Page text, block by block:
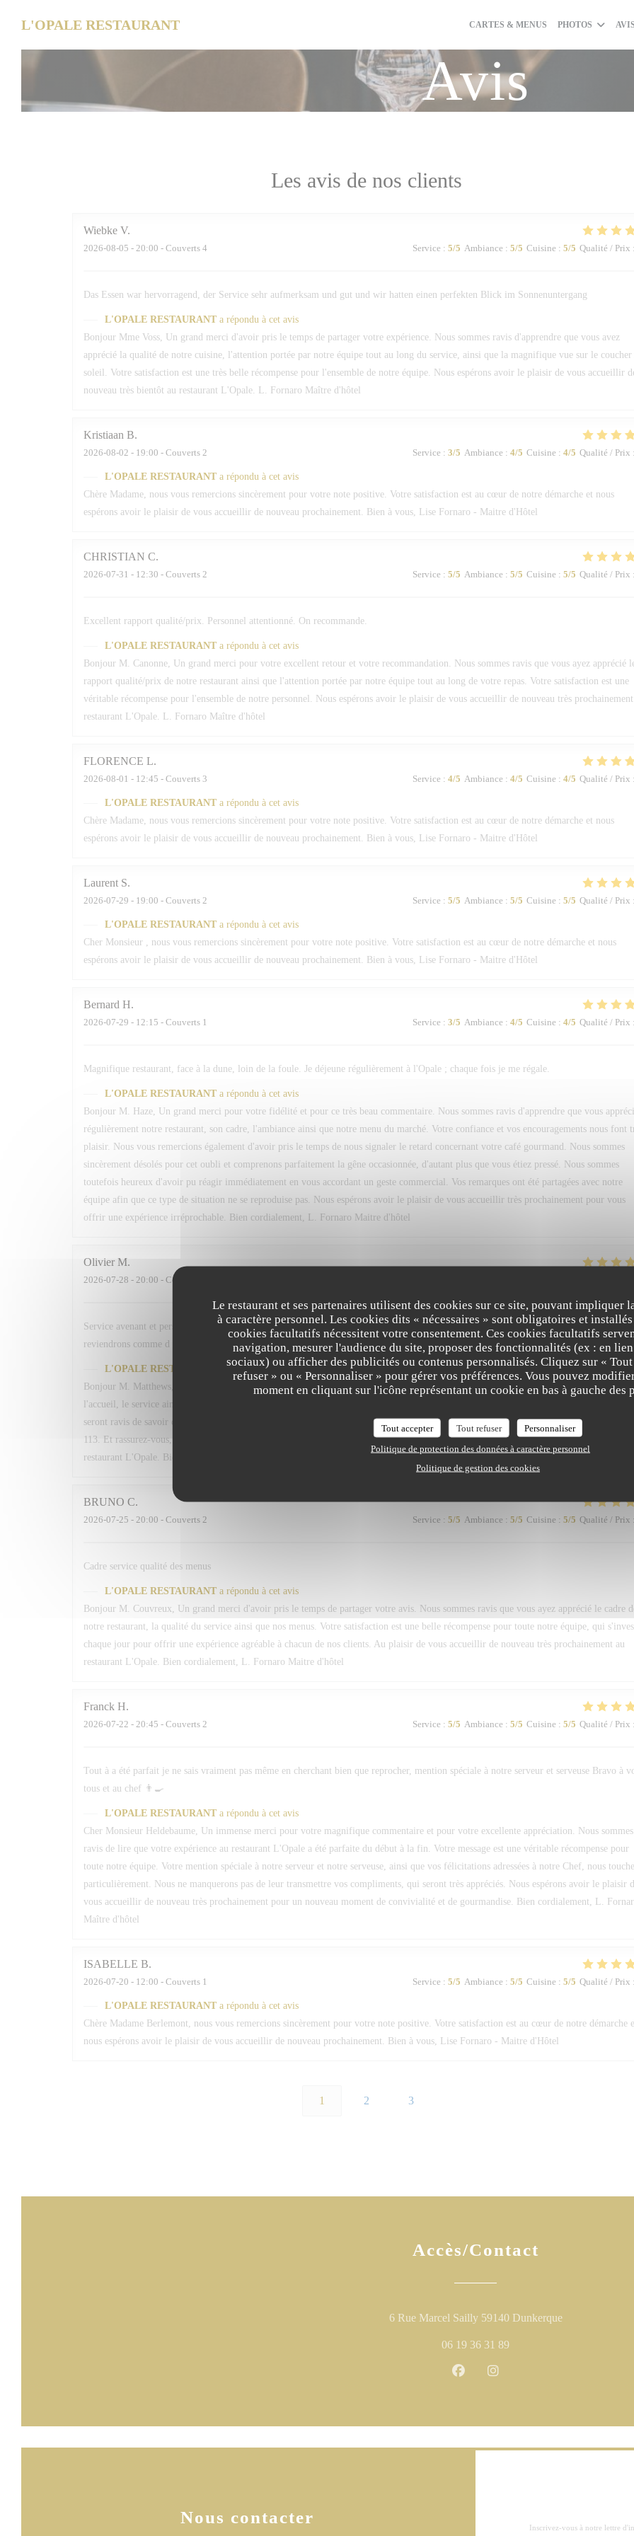
Le restaurant et ses partenaires utilisent des cookies sur ce site, pouvant impliquer
à caractère personnel. Les cookies dits « nécessaires » sont obligatoires et
cookies facultatifs nécessitent votre consentement. Ces cookies facultatifs
navigation, mesurer l'audience du site, proposer des fonctionnalités (ex : en
sociaux) ou afficher des publicités ou contenus personnalisés. Cliquez sur «
refuser » ou « Personnaliser » pour gérer vos préférences. Vous pouvez
moment en cliquant sur l'icône représentant un cookie en bas à gauche des
Tout accepter Tout refuser
Personnaliser
Politique de protection des données à caractère personnel
Politique de gestion des cookies
L'OPALE RESTAURANT CARTES & MENUS PHOTOS AVIS
Avis
Les avis de nos clients
Wiebke V
2026-08-05 - 20:00 - Couverts 4 Service : 5/5 Ambiance : 5/5 Cuisine : 5/5 Qualité / Prix :
Das Essen war hervorragend, der Service sehr aufmerksam und gut und wir hatten einen perfekten Blick im Sonnenuntergang
L'OPALE RESTAURANT a répondu à cet avis
Bonjour Mme Voss, Un grand merci d'avoir pris le temps de partager votre expérience. Nous sommes ravis d'apprendre que vous avez
apprécié la qualité de notre cuisine, l'attention portée par notre équipe tout au long du service, ainsi que la magnifique vue sur le coucher
soleil. Votre satisfaction est une très belle récompense pour l'ensemble de notre équipe. Nous espérons avoir le plaisir de vous accueillir
nouveau très bientôt au restaurant L'Opale. L. Fornaro Maître d'hôtel
Kristiaan B
2026-08-02 - 19:00 - Couverts 2 Service : 3/5 Ambiance : 4/5 Cuisine : 4/5 Qualité / Prix :
L'OPALE RESTAURANT a répondu à cet avis
Chère Madame, nous vous remercions sincèrement pour votre note positive. Votre satisfaction est au cœur de notre démarche et nous
espérons avoir le plaisir de vous accueillir de nouveau prochainement. Bien à vous, Lise Fornaro - Maitre d'Hôtel
CHRISTIAN C
2026-07-31 - 12:30 - Couverts 2 Service : 5/5 Ambiance : 5/5 Cuisine : 5/5 Qualité / Prix :
Excellent rapport qualité/prix. Personnel attentionné. On recommande.
L'OPALE RESTAURANT a répondu à cet avis
Bonjour M. Canonne, Un grand merci pour votre excellent retour et votre recommandation. Nous sommes ravis que vous ayez apprécié
rapport qualité/prix de notre restaurant ainsi que l'attention portée par notre équipe tout au long de votre repas. Votre satisfaction est une
véritable récompense pour l'ensemble de notre personnel. Nous espérons avoir le plaisir de vous accueillir de nouveau très prochainement
restaurant L'Opale. L. Fornaro Maître d'hôtel
FLORENCE L
2026-08-01 - 12:45 - Couverts 3 Service : 4/5 Ambiance : 4/5 Cuisine : 4/5 Qualité / Prix :
L'OPALE RESTAURANT a répondu à cet avis
Chère Madame, nous vous remercions sincèrement pour votre note positive. Votre satisfaction est au cœur de notre démarche et nous
espérons avoir le plaisir de vous accueillir de nouveau prochainement. Bien à vous, Lise Fornaro - Maitre d'Hôtel
Laurent S
2026-07-29 - 19:00 - Couverts 2 Service : 5/5 Ambiance : 5/5 Cuisine : 5/5 Qualité / Prix :
L'OPALE RESTAURANT a répondu à cet avis
Cher Monsieur , nous vous remercions sincèrement pour votre note positive. Votre satisfaction est au cœur de notre démarche et nous
espérons avoir le plaisir de vous accueillir de nouveau prochainement. Bien à vous, Lise Fornaro - Maitre d'Hôtel
Bernard H
2026-07-29 - 12:15 - Couverts 1 Service : 3/5 Ambiance : 4/5 Cuisine : 4/5 Qualité / Prix :
Magnifique restaurant, face à la dune, loin de la foule. Je déjeune régulièrement à l'Opale ; chaque fois je me régale.
L'OPALE RESTAURANT a répondu à cet avis
Bonjour M. Haze, Un grand merci pour votre fidélité et pour ce très beau commentaire. Nous sommes ravis d'apprendre que vous
régulièrement notre restaurant, son cadre, l'ambiance ainsi que notre menu du marché. Votre confiance et vos encouragements nous font
plaisir. Nous vous remercions également d'avoir pris le temps de nous signaler le retard concernant votre café gourmand. Nous sommes
sincèrement désolés pour cet oubli et comprenons parfaitement la gêne occasionnée, d'autant plus que vous étiez pressé. Nous sommes
toutefois heureux d'avoir pu réagir immédiatement en vous accordant un geste commercial. Vos remarques ont été partagées avec notre
équipe afin que ce type de situation ne se reproduise pas. Nous espérons avoir le plaisir de vous accueillir très prochainement pour vous
offrir une expérience irréprochable. Bien cordialement, L. Fornaro Maitre d'hôtel
Olivier M
2026-07-28 - 20:00 - Couverts 2
Service avenant et personnel souriant. Plats simples choisis mais copieux. Merci Léa pour le service. Merci a hugo au bar et réception.
reviendrons comme d habitude A la 113. En espérant retrouver nos pots de beurre habituels ;-)
L'OPALE RESTAURANT
a répondu à cet avis
Bonjour M. Matthews, Un grand merci pour votre fidélité et pour ce très gentil commentaire. Nous sommes ravis que vous ayez apprécié
l'accueil, le service ainsi que les plats proposés. Votre message sera transmis avec grand plaisir à Léa, Hugo ainsi qu'à toute l'équipe, qui
seront ravis de savoir qu'ils ont contribué à rendre votre soirée agréable. Nous serons très heureux de vous accueillir à nouveau à votre
113. Et rassurez-vous, nous ferons de notre mieux pour que vos fameux pots de beurre soient au rendez-vous ! 😉 À très bientôt au
restaurant L'Opale. Bien cordialement, L. Fornaro Maitre d'hôtel
BRUNO C
2026-07-25 - 20:00 - Couverts 2 Service : 5/5 Ambiance : 5/5 Cuisine : 5/5 Qualité / Prix :
Cadre service qualité des menus
L'OPALE RESTAURANT a répondu à cet avis
Bonjour M. Couvreux, Un grand merci d'avoir pris le temps de partager votre avis. Nous sommes ravis que vous ayez apprécié le cadre
notre restaurant, la qualité du service ainsi que nos menus. Votre satisfaction est une belle récompense pour toute notre équipe, qui
chaque jour pour offrir une expérience agréable à chacun de nos clients. Au plaisir de vous accueillir de nouveau très prochainement au
restaurant L'Opale. Bien cordialement, L. Fornaro Maitre d'hôtel
Franck H
2026-07-22 - 20:45 - Couverts 2 Service : 5/5 Ambiance : 5/5 Cuisine : 5/5 Qualité / Prix :
Tout à a été parfait je ne sais vraiment pas même en cherchant bien que reprocher, mention spéciale à notre serveur et serveuse Bravo à
tous et au chef 👨‍🍳
L'OPALE RESTAURANT a répondu à cet avis
Cher Monsieur Heldebaume, Un immense merci pour votre magnifique commentaire et pour votre excellente appréciation. Nous sommes
ravis de lire que votre expérience au restaurant L'Opale a été parfaite du début à la fin. Votre message est une véritable récompense pour
toute notre équipe. Votre mention spéciale à notre serveur et notre serveuse, ainsi que vos félicitations adressées à notre Chef, nous
particulièrement. Nous ne manquerons pas de leur transmettre vos compliments, qui seront très appréciés. Nous espérons avoir le plaisir
vous accueillir de nouveau très prochainement pour un nouveau moment de convivialité et de gourmandise. Bien cordialement, L.
Maître d'hôtel
ISABELLE B
2026-07-20 - 12:00 - Couverts 1 Service : 5/5 Ambiance : 5/5 Cuisine : 5/5 Qualité / Prix :
L'OPALE RESTAURANT a répondu à cet avis
Chère Madame Berlemont, nous vous remercions sincèrement pour votre note positive. Votre satisfaction est au cœur de notre démarche
nous espérons avoir le plaisir de vous accueillir de nouveau prochainement. Bien à vous, Lise Fornaro - Maitre d'Hôtel
1 2 3
Accès/Contact
6 Rue Marcel Sailly 59140 Dunkerque((ouvre une
06 19 36 31 89
Facebook ((ouvre une nouvelle
Nous contacter
Inscrivez-vous à notre lettre